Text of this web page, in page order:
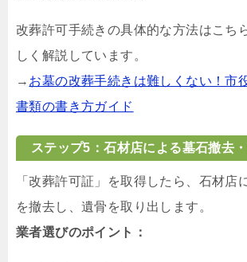
改葬許可手続きの具体的な方法はこち
しく解説しています。
→ お墓の改葬手続きは難しくない！市
書類の書き方ガイド
ステップ5：石材店による墓石撤去
「改葬許可証」を取得したら、石材店
を撤去し、遺骨を取り出します。
業者選びのポイント：